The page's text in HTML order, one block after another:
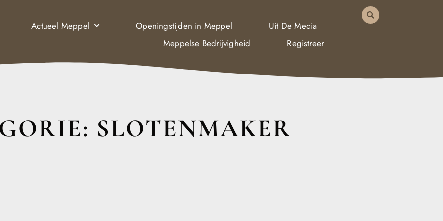
Actueel Meppel Openingstijden in Meppel
Uit De Media
Meppelse Bedrijvigheid
Registreer
SLOTENMAKER